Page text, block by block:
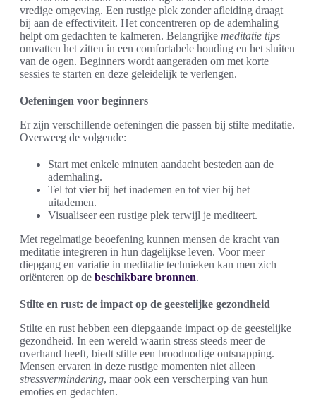
vredige omgeving. Een rustige plek zonder afleiding draagt
bij aan de effectiviteit. Het concentreren op de ademhaling
helpt om gedachten te kalmeren. Belangrijke meditatie tips
omvatten het zitten in een comfortabele houding en het sluiten
van de ogen. Beginners wordt aangeraden om met korte
sessies te starten en deze geleidelijk te verlengen.
Oefeningen voor beginners
Er zijn verschillende oefeningen die passen bij stilte meditatie.
Overweeg de volgende:
Start met enkele minuten aandacht besteden aan de
ademhaling.
Tel tot vier bij het inademen en tot vier bij het
uitademen.
Visualiseer een rustige plek terwijl je mediteert.
Met regelmatige beoefening kunnen mensen de kracht van
meditatie integreren in hun dagelijkse leven. Voor meer
diepgang en variatie in meditatie technieken kan men zich
oriënteren op de beschikbare bronnen.
Stilte en rust: de impact op de geestelijke gezondheid
Stilte en rust hebben een diepgaande impact op de geestelijke
gezondheid. In een wereld waarin stress steeds meer de
overhand heeft, biedt stilte een broodnodige ontsnapping.
Mensen ervaren in deze rustige momenten niet alleen
stressvermindering, maar ook een verscherping van hun
emoties en gedachten.